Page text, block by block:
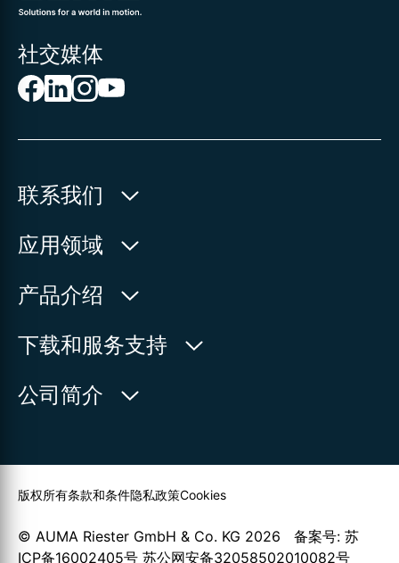
社交媒体
联系我们
欧玛执行器(中国)有限公司
人民北路171号
215499
邮箱:mailbox@auma-china.com
联系表
应用领域
水利
电力
通用工业
产品介绍
产品查询
下载和服务支持
欧玛中国联系方式
公司简介
© AUMA Riester GmbH & Co. KG 2026 备案号: 苏
ICP备16002405号 苏公网安备32058502010082号
版权所有条款和条件隐私政策Cookies